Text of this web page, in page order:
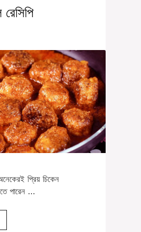
প্রিয় চিকেন
পারেন …